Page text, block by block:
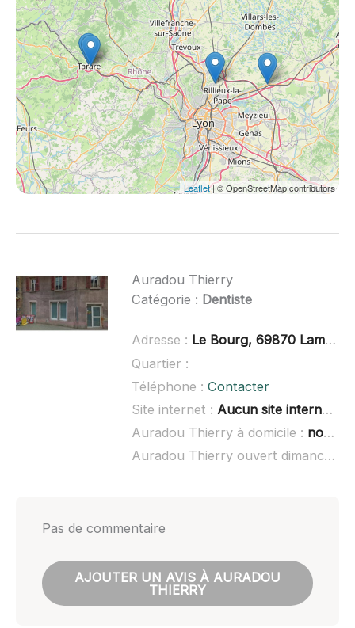
Leaflet| © OpenStreetMap contributors
Auradou Thierry
Catégorie : Dentiste
Adresse : Le Bourg, 69870 Lamure-sur-Azergues
Quartier :
Téléphone : Contacter
Site internet : Aucun site internet connu
Auradou Thierry à domicile : non renseigné
Auradou Thierry ouvert dimanche :
Pas de commentaire
AJOUTER UN AVIS À AURADOU
THIERRY